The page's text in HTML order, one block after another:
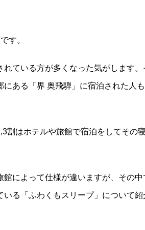
す。
ている方が多くなった気がします。
ある「界 奥飛騨」に宿泊された人
割はホテルや旅館で宿泊をしてその
によって仕様が違いますが、その中
る「ふわくもスリープ」について紹